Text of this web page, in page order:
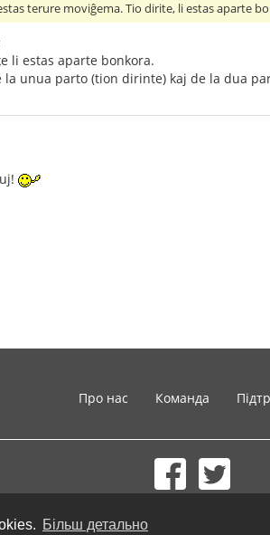
Більш детально
terure moviĝema. Tio dirite, li estas aparte
li estas aparte bonkora.
unua parto (tion dirinte) kaj de la dua
Про нас Команда